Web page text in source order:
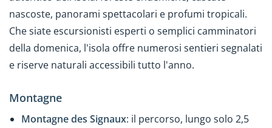
nascoste, panorami spettacolari e profumi tropicali.
Che siate escursionisti esperti o semplici camminatori
della domenica, l'isola offre numerosi sentieri segnalati
e riserve naturali accessibili tutto l'anno.
Montagne
Montagne des Signaux: il percorso, lungo solo 2,5